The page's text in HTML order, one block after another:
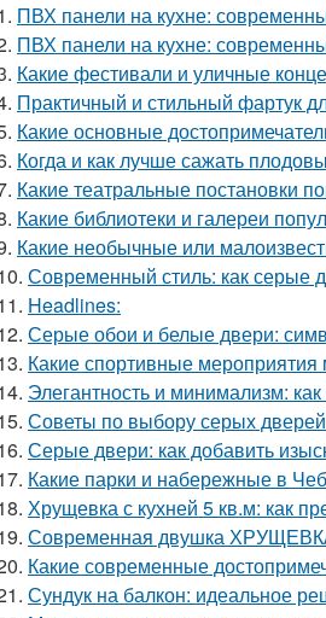
ПВХ панели на кухне:
ПВХ панели на кухне:
Какие фестивали и уличные
Практичный и стильный фартук
Какие основные
Когда и как лучше сажать
Какие театральные постановки
Какие библиотеки и галереи
Какие необычные или
Современный стиль: как серые
Headlines:
Серые обои и белые двери:
Какие спортивные
Элегантность и минимализм:
Советы по выбору серых
Серые двери: как добавить
Какие парки и набережные в
Хрущевка с кухней 5 кв.м: как
Современная двушка ХРУЩЕВКА
Какие современные
Сундук на балкон: идеальное